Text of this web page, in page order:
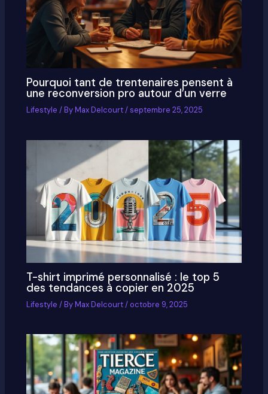
Pourquoi tant de trentenaires pensent à
une reconversion pro autour d’un verre
Lifestyle / ByMax Delcourt/septembre 25, 2025
T-shirt imprimé personnalisé : le top 5
des tendances à copier en 2025
Lifestyle / ByMax Delcourt/octobre 9, 2025